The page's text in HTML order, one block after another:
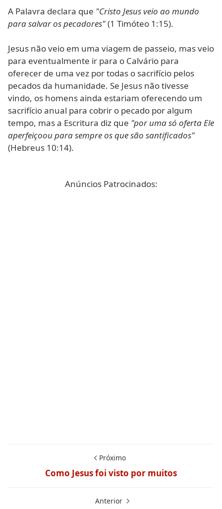
A Palavra declara que "Cristo Jesus veio ao mundo
para salvar os pecadores"(1 Timóteo 1:15).
Jesus não veio em uma viagem de passeio, mas veio
para eventualmente ir para o Calvário para
oferecer de uma vez por todas o sacrifício pelos
pecados da humanidade. Se Jesus não tivesse
vindo, os homens ainda estariam oferecendo um
sacrifício anual para cobrir o pecado por algum
tempo, mas a Escritura diz que "por uma só oferta Ele
aperfeiçoou para sempre os que são santificados"
(Hebreus 10:14).
Anúncios Patrocinados:
Próximo
Como Jesus foi visto por muitos
Anterior